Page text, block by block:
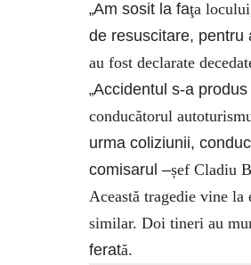
„Am sosit la faţa
de resuscitare, pentru
au fost declarate
„Accidentul s-a
conducătorul
urma coliziunii, conduc
comisarul –șef Cladiu
Această tragedie vine la
similar. Doi tineri au
ferată.